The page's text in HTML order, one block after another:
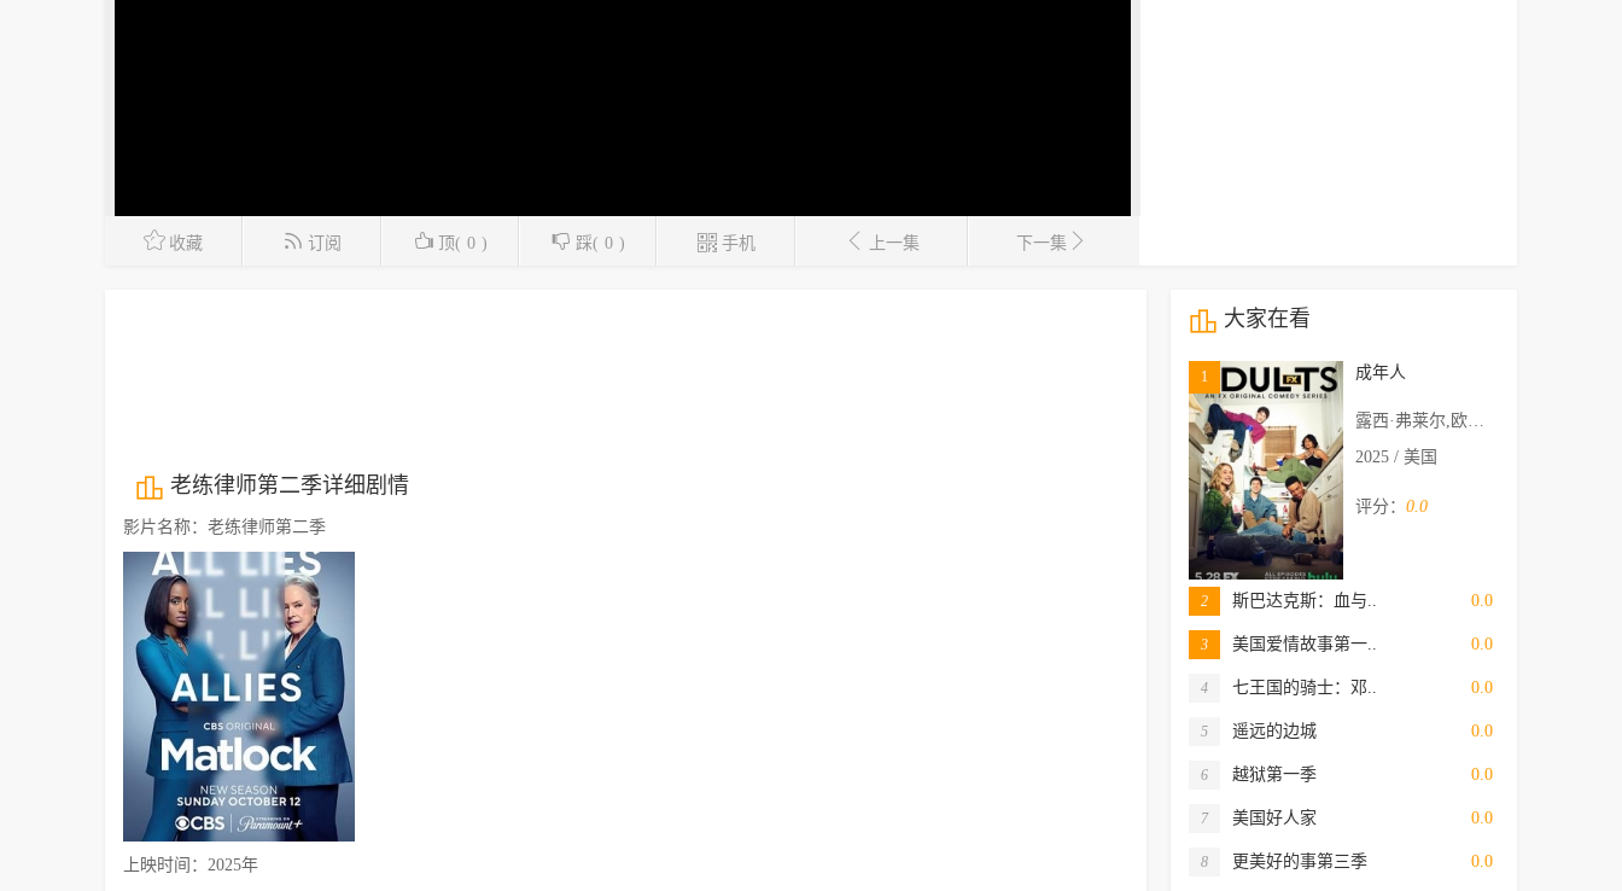
收藏 订阅 顶( 0 ) 踩( 0 ) 手机 上一集 下一集
老练律师第二季详细剧情
影片名称：老练律师第二季
上映时间：2025年
大家在看
1 成年人
露西·弗莱尔,欧文·蒂勒,Malik Elassal,阿米塔·饶,Jack Innanen
2025 / 美国
评分：0.0
2 斯巴达克斯：血与.. 0.0
3 美国爱情故事第一.. 0.0
4 七王国的骑士：邓.. 0.0
5 遥远的边城 0.0
6 越狱第一季 0.0
7 美国好人家 0.0
8 更美好的事第三季 0.0